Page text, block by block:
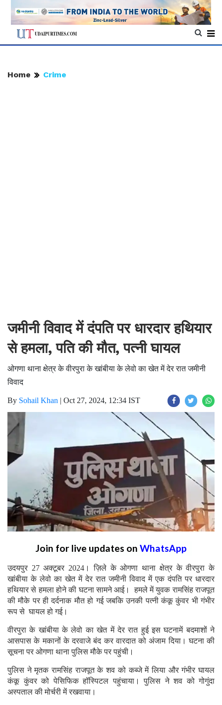
Home Crime
जमीनी विवाद में दंपति पर धारदार हथियार
से हमला, पति की मौत, पत्नी घायल
ओगणा थाना क्षेत्र के वीरपुरा के खांबीया के लेवो का खेत में देर रात जमीनी
विवाद
By Sohail Khan | Oct 27, 2024, 12:34 IST
Join for live updates on WhatsApp
उदयपुर 27 अक्टूबर 2024। ज़िले के ओगणा थाना क्षेत्र के वीरपुरा के
खांबीया के लेवो का खेत में देर रात जमीनी विवाद में एक दंपति पर धारदार
हथियार से हमला होने की घटना सामने आई। हमले में युवक रामसिंह राजपूत
की मौके पर ही दर्दनाक मौत हो गई जबकि उनकी पत्नी कंकू कुंवर भी गंभीर
रूप से घायल हो गई।
वीरपुरा के खांबीया के लेवो का खेत में देर रात हुई इस घटनामें बदमाशों ने
आसपास के मकानों के दरवाजे बंद कर वारदात को अंजाम दिया। घटना की
सूचना पर ओगणा थाना पुलिस मौके पर पहुंची।
पुलिस ने मृतक रामसिंह राजपूत के शव को कब्जे में लिया और गंभीर घायल
कंकू कुंवर को पेसिफिक हॉस्पिटल पहुंचाया। पुलिस ने शव को गोगुंदा
अस्पताल की मोर्चरी में रखवाया।